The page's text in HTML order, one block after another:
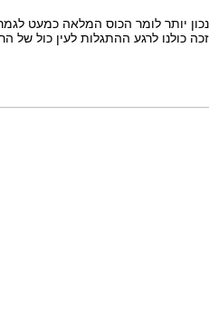
יותר לומר הכוס המלאה כמעט
כולנו לרגע ההתגלות לעין כול של